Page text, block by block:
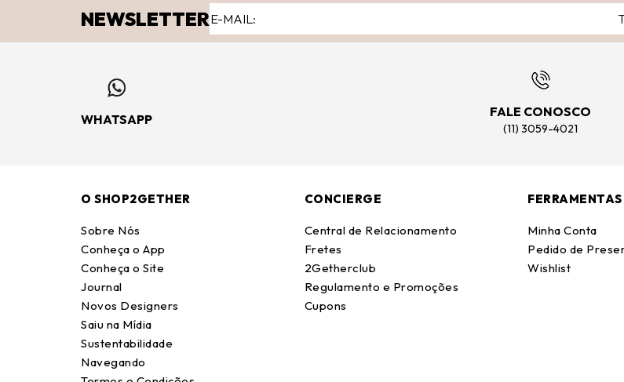
NEWSLETTER
WHATSAPP
FALE CONOSCO
(11) 3059-4021
O SHOP2GETHER
Sobre Nós
Conheça o App
Conheça o Site
Journal
Novos Designers
Saiu na Mídia
Sustentabilidade
Navegando
CONCIERGE
Central de Relacionamento
Fretes
2Getherclub
Regulamento e Promoções
Cupons
FERRAMENTAS
Minha Conta
Pedido de
Wishlist